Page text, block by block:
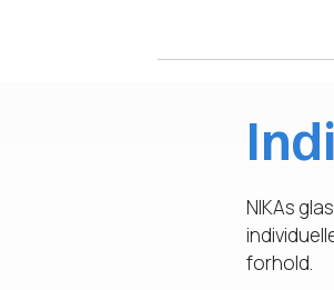
NIKAs
forhold.